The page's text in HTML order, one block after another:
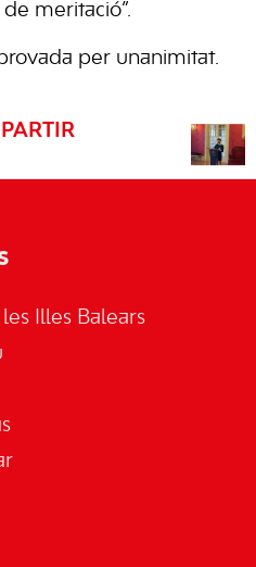
meritació”.
per unanimitat.
Illes Balears